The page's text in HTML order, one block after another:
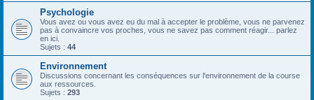
Psychologie
Vous avez ou vous avez eu du mal à accepter le problème, vous ne parvenez
pas à convaincre vos proches, vous ne savez pas comment réagir... parlez
en ici.
Sujets : 44
Environnement
Discussions concernant les conséquences sur l'environnement de la course
aux ressources.
Sujets : 293